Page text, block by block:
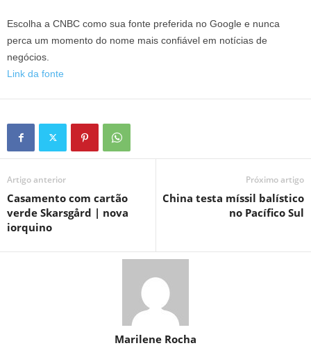
Escolha a CNBC como sua fonte preferida no Google e nunca
perca um momento do nome mais confiável em notícias de
negócios.
Link da fonte
Artigo anterior
Casamento com cartão
verde Skarsgård | nova
iorquino
Próximo artigo
China testa míssil balístico
no Pacífico Sul
Marilene Rocha